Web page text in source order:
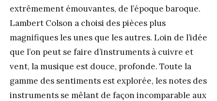
extrêmement émouvantes, de l’époque baroque.
Lambert Colson a choisi des pièces plus
magnifiques les unes que les autres. Loin de l’idée
que l’on peut se faire d’instruments à cuivre et
vent, la musique est douce, profonde. Toute la
gamme des sentiments est explorée, les notes des
instruments se mêlant de façon incomparable aux